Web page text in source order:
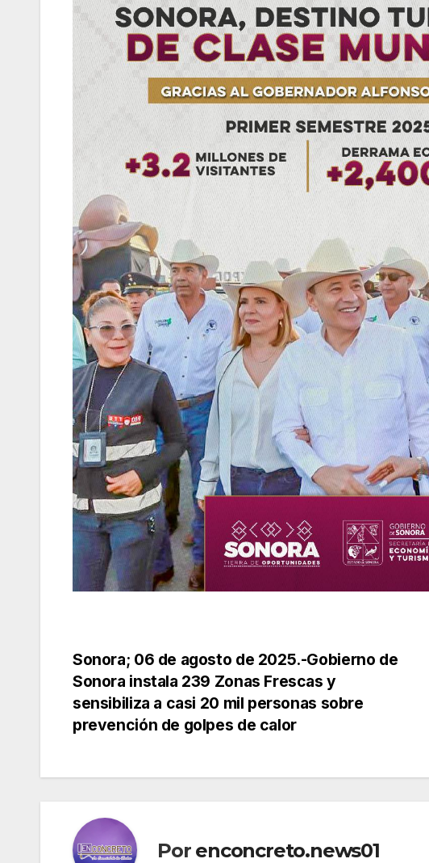
Navegación
de
entradas
Sonora; 06 de agosto de 2025.-Gobierno de
Sonora instala 239 Zonas Frescas y
sensibiliza a casi 20 mil personas sobre
prevención de golpes de calor
Por enconcreto.news01